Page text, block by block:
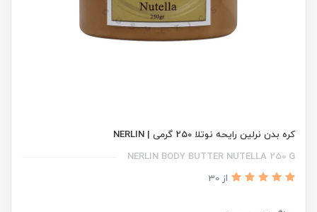
کره بدن نرلین رایحه نوتلا 250 گرمی | NERLIN
NERLIN BODY BUTTER NUTELLA 250 G
از 30